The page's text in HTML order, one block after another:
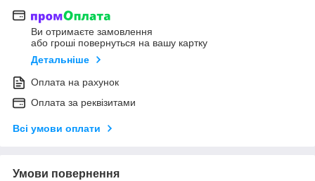
Ви отримаєте замовлення
або гроші повернуться на вашу картку
Детальніше
Оплата на рахунок
Оплата за реквізитами
Всі умови оплати
Умови повернення